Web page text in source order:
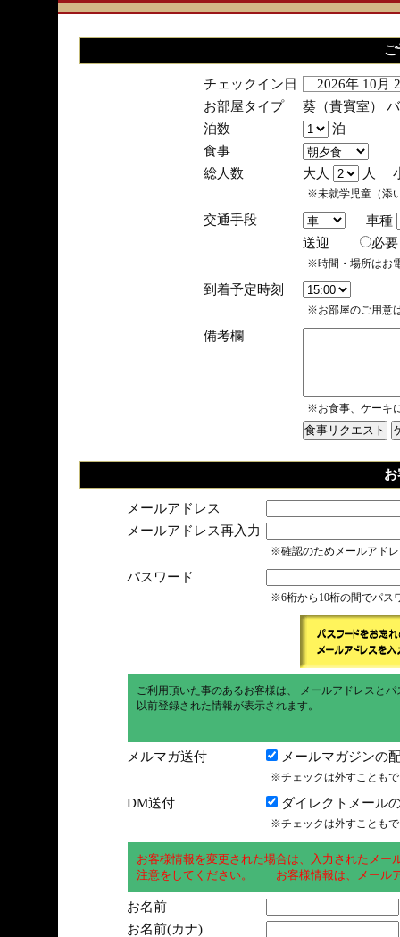
チェックイン日
2026年 10
お部屋タイプ
葵（貴賓室）
泊数
泊
食事
総人数
大人 人
※未就学児童（添
交通手段
車種
送迎
※時間・場所はお
到着予定時刻
※お部屋のご用意
備考欄
※お食事、ケーキ
メールアドレス
メールアドレス再入力
※確認のためメールアド
パスワード
※6桁から10桁の間でパス
ご利用頂いた事のあるお客様は、 メールアドレスと
以前登録された情報が表示されます。
メルマガ送付 メールマガジンの
※チェックは外すことも
DM送付 ダイレクトメール
※チェックは外すことも
お客様情報を変更された場合は、入力されたメ
注意をしてください。 お客様情報は、メール
お名前
お名前(カナ)